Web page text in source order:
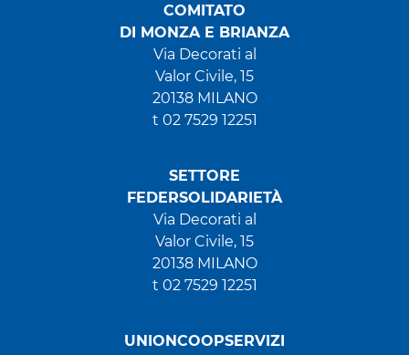
COMITATO
DI MONZA E BRIANZA
Via Decorati al
Valor Civile, 15
20138 MILANO
t 02 7529 12251
SETTORE
FEDERSOLIDARIETÀ
Via Decorati al
Valor Civile, 15
20138 MILANO
t 02 7529 12251
UNIONCOOPSERVIZI